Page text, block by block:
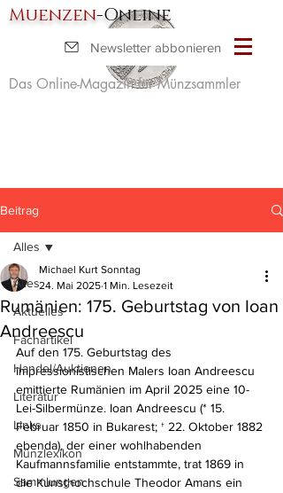
Muenzen-Online
Das Online-Magazin für Münzsammler
Newsletter abbonieren
Beitrag
Alles
Aktuelles
Fachartikel
Handel/Auktionen
Literatur
Links
Münzlexikon
Sammlungen
Alles
Rumänien: 175. Geburtstag von Ioan
Andreescu
Michael Kurt Sonntag
24. Mai 2025 1 Min. Lesezeit
Auf den 175. Geburtstag des
impressionistischen Malers Ioan Andreescu
emittierte Rumänien im April 2025 eine 10-
Lei-Silbermünze. Ioan Andreescu (* 15.
Februar 1850 in Bukarest; † 22. Oktober 1882
ebenda), der einer wohlhabenden
Kaufmannsfamilie entstammte, trat 1869 in
die Kunsthochschule Theodor Amans ein